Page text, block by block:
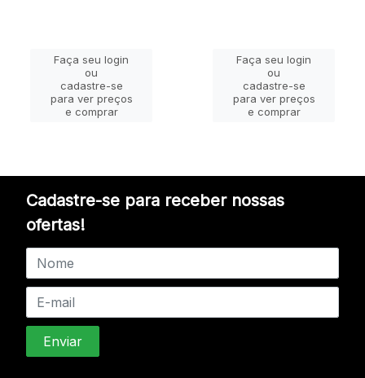
Faça seu login
ou
cadastre-se
para ver preços
e comprar
Faça seu login
ou
cadastre-se
para ver preços
e comprar
Cadastre-se para receber nossas
ofertas!